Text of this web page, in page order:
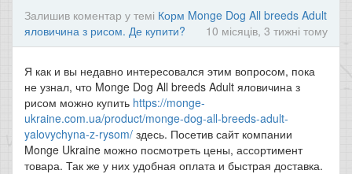
Залишив коментар у темі Корм Monge Dog All breeds Adult
яловичина з рисом. Де купити?
10 місяців, 3 тижні тому
Я как и вы недавно интересовался этим вопросом, пока
не узнал, что Monge Dog All breeds Adult яловичина з
рисом можно купить https://monge-
ukraine.com.ua/product/monge-dog-all-breeds-adult-
yalovychyna-z-rysom/ здесь. Посетив сайт компании
Monge Ukraine можно посмотреть цены, ассортимент
товара. Так же у них удобная оплата и быстрая доставка.